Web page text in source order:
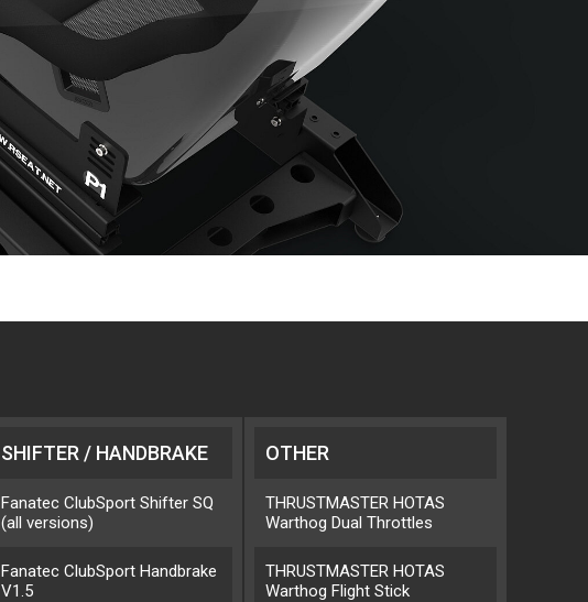
SHIFTER / HANDBRAKE
Fanatec ClubSport Shifter SQ
(all versions)
Fanatec ClubSport Handbrake
V1.5
OTHER
THRUSTMASTER HOTAS
Warthog Dual Throttles
THRUSTMASTER HOTAS
Warthog Flight Stick